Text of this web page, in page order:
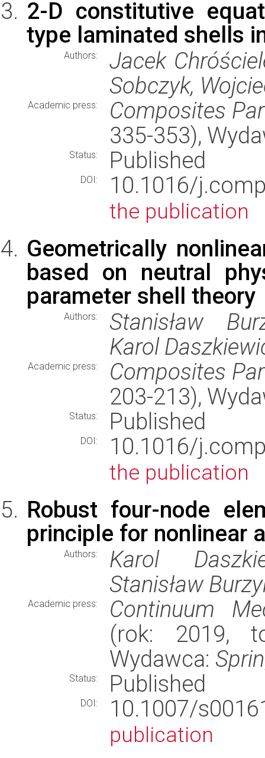
2-D constitutive
type laminated shells
Authors:
Jacek
Sobczyk,
Academic press:
Composites
335-353),
Status: Published
DOI: 10.1016/
the publication
Geometrically
based on neutral
parameter shell theory
Authors:
Stanisław
Karol
Academic press:
Composites
203-213),
Status: Published
DOI: 10.1016/
the publication
Robust four-node
principle for nonlinear
Authors:
Karol
Stanisław
Academic press:
Continuum
(rok: 2019,
Wydawca:
Status: Published
DOI: 10.1007/
publication